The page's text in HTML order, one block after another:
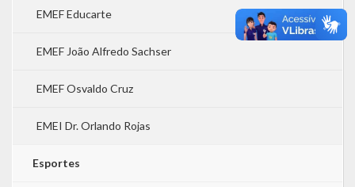
EMEF Educarte
EMEF João Alfredo Sachser
EMEF Osvaldo Cruz
EMEI Dr. Orlando Rojas
Esportes